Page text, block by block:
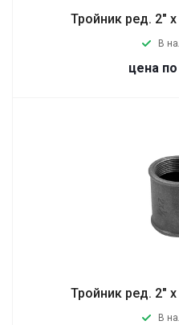
Тройник ред. 2" х
В
цена
Тройник ред. 2" х
В